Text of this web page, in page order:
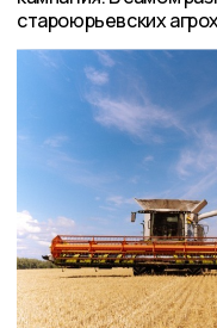
староюрьевских